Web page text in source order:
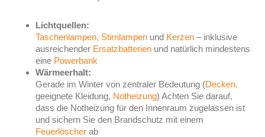
Lichtquellen:
Taschenlampen, Stirnlampen und Kerzen – inklusive
ausreichender Ersatzbatterien und natürlich mindestens
eine Powerbank
Wärmeerhalt:
Gerade im Winter von zentraler Bedeutung (Decken,
geeignete Kleidung, Notheizung) Achten Sie darauf,
dass die Notheizung für den Innenraum zugelassen ist
und sichern Sie den Brandschutz mit einem
Feuerlöscher ab